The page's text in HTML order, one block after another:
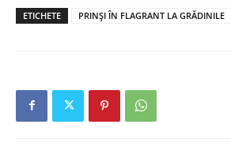
ETICHETE PRINȘI ÎN FLAGRANT LA GRĂDINILE